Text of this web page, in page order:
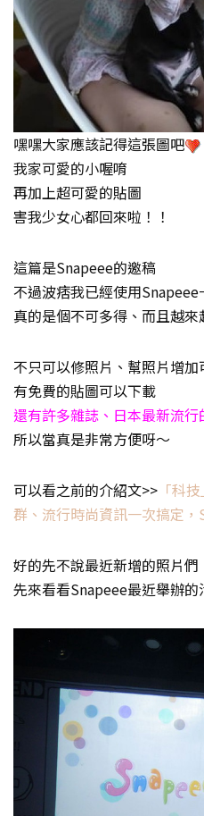
嘿嘿大家應該記得這張圖吧
我家可愛的小喔唷
再加上超可愛的貼圖
害我少女心都回來啦！！
這篇是Snapeee的邀稿
不過波痞我已經使用Snapeee
真的是個不可多得、而且越來
不只可以修照片、幫照片增加
有免費的貼圖可以下載
還有許多雜誌、日本最新流
所以當真是非常方便呀～
可以看之前的介紹文>> 「科
群、流行時尚資訊一次搞定
好的先不說最近新增的照片們
先來看看Snapeee最近舉辦的